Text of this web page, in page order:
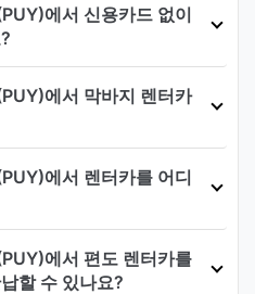
에서 신용카드 없이
에서 막바지 렌터카
에서 렌터카를 어디
에서 편도 렌터카를
할 수 있나요?